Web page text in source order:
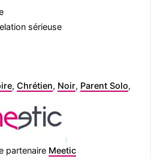
sérieuse
, Chrétien, Noir, Parent Solo,
partenaire Meetic